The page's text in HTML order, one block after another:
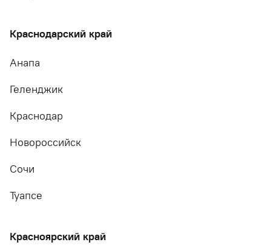
Краснодарский край
Анапа
Геленджик
Краснодар
Новороссийск
Сочи
Туапсе
Красноярский край